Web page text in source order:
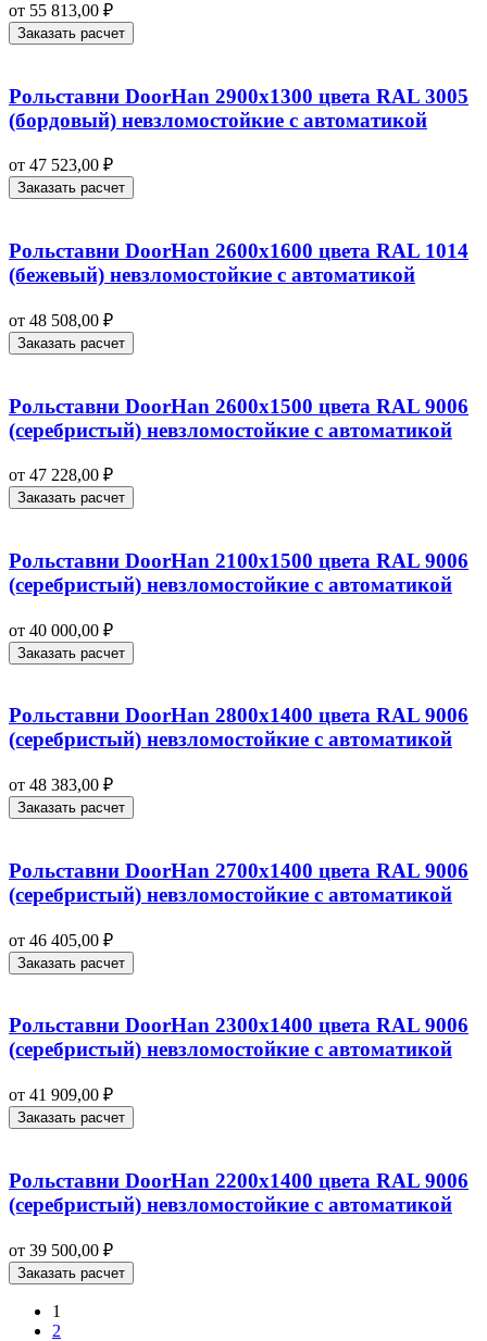
от 55 813,00 ₽
Заказать расчет
Рольставни DoorHan 2900х1300 цвета RAL 3005
(бордовый) невзломостойкие с автоматикой
от 47 523,00 ₽
Заказать расчет
Рольставни DoorHan 2600х1600 цвета RAL 1014
(бежевый) невзломостойкие с автоматикой
от 48 508,00 ₽
Заказать расчет
Рольставни DoorHan 2600х1500 цвета RAL 9006
(серебристый) невзломостойкие с автоматикой
от 47 228,00 ₽
Заказать расчет
Рольставни DoorHan 2100х1500 цвета RAL 9006
(серебристый) невзломостойкие с автоматикой
от 40 000,00 ₽
Заказать расчет
Рольставни DoorHan 2800х1400 цвета RAL 9006
(серебристый) невзломостойкие с автоматикой
от 48 383,00 ₽
Заказать расчет
Рольставни DoorHan 2700х1400 цвета RAL 9006
(серебристый) невзломостойкие с автоматикой
от 46 405,00 ₽
Заказать расчет
Рольставни DoorHan 2300х1400 цвета RAL 9006
(серебристый) невзломостойкие с автоматикой
от 41 909,00 ₽
Заказать расчет
Рольставни DoorHan 2200х1400 цвета RAL 9006
(серебристый) невзломостойкие с автоматикой
от 39 500,00 ₽
Заказать расчет
1
2